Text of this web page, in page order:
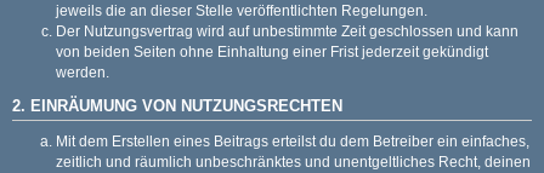
jeweils die an dieser Stelle veröffentlichten Regelungen.
Der Nutzungsvertrag wird auf unbestimmte Zeit geschlossen und kann
von beiden Seiten ohne Einhaltung einer Frist jederzeit gekündigt
werden.
2. EINRÄUMUNG VON NUTZUNGSRECHTEN
Mit dem Erstellen eines Beitrags erteilst du dem Betreiber ein einfaches,
zeitlich und räumlich unbeschränktes und unentgeltliches Recht, deinen